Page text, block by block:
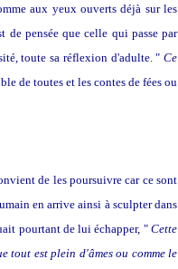
aux yeux ouverts déjà sur les
pensée que celle qui passe par
toute sa réflexion d'adulte. " Ce
de toutes et les contes de fées ou
de les poursuivre car ce sont
en arrive ainsi à sculpter dans
pourtant de lui échapper, " Cette
tout est plein d'âmes ou comme le